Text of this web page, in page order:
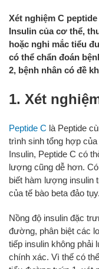
Xét nghiệm C
Insulin của cơ thể,
hoặc nghi mắc tiểu
có thể chẩn đoán
2, bệnh nhân có đề
1. Xét
Peptide C là Peptide
trình sinh tổng hợp
Insulin, Peptide C có
lượng cũng dễ hơn.
biết hàm lượng insulin
của tế bào beta đảo tụy.
Nồng độ insulin đặc
đường, phân biệt các
tiếp insulin không phải
chính xác. Vì thế có